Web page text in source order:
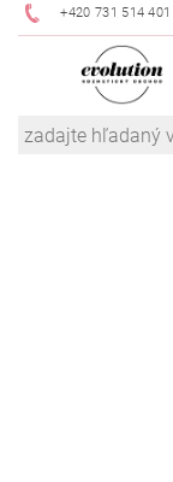
+420 731 514 401